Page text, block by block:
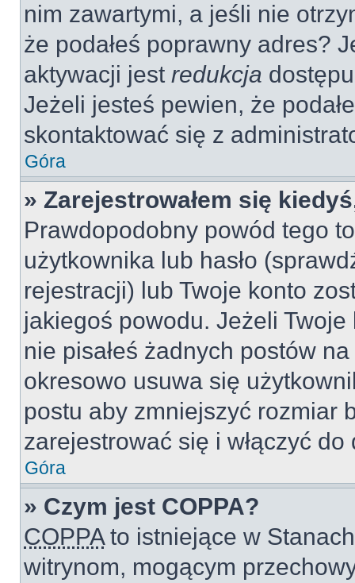
nim zawartymi, a jeśli nie
że podałeś poprawny adres?
aktywacji jest redukcja
Jeżeli jesteś pewien, że
skontaktować się z
Góra
» Zarejestrowałem się
Prawdopodobny powód tego
użytkownika lub hasło
rejestracji) lub Twoje konto
jakiegoś powodu. Jeżeli
nie pisałeś żadnych postów
okresowo usuwa się
postu aby zmniejszyć rozmiar
zarejestrować się i włączyć
Góra
» Czym jest COPPA?
COPPAto istniejące w
witrynom, mogącym